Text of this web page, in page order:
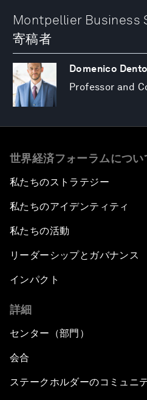
Montpellier Business
寄稿者
Domenico
Professor and
世界経済フォーラムについ
私たちのストラテジー
私たちのアイデンティティ
私たちの活動
リーダーシップとガバナンス
インパクト
詳細
センター（部門）
会合
ステークホルダーのコミュニ